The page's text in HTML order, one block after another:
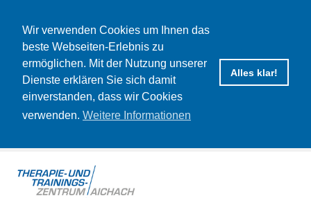
Wir verwenden Cookies um Ihnen das
beste Webseiten-Erlebnis zu
ermöglichen. Mit der Nutzung unserer
Dienste erklären Sie sich damit
einverstanden, dass wir Cookies
verwenden. Weitere Informationen
Alles klar!